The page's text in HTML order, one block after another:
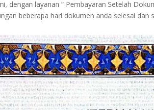
dengan layanan ” Pembayaran Setelah
beberapa hari dokumen anda selesai dan